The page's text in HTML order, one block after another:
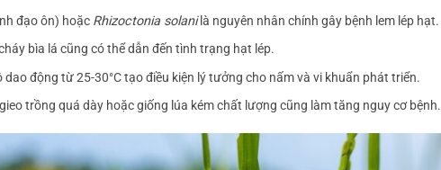
đạo ôn) hoặc Rhizoctonia solanilà nguyên nhân chính gây bệnh lem lép hạt.
bìa lá cũng có thể dẫn đến tình trạng hạt lép.
động từ 25-30°C tạo điều kiện lý tưởng cho nấm và vi khuẩn phát triển.
trồng quá dày hoặc giống lúa kém chất lượng cũng làm tăng nguy cơ bệnh.